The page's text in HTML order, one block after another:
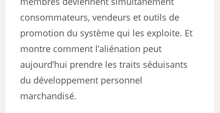
consommateurs, vendeurs et outils de
promotion du système qui les exploite. Et
montre comment l’aliénation peut
aujourd’hui prendre les traits séduisants
du développement personnel
marchandisé.